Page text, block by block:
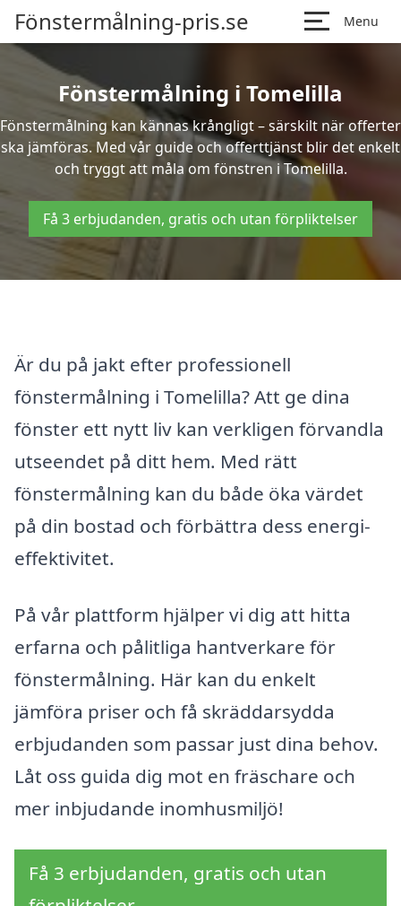
Fönstermålning-pris.se Menu
Fönstermålning i Tomelilla
Fönstermålning kan kännas krångligt – särskilt när offerter
ska jämföras. Med vår guide och offerttjänst blir det enkelt
och tryggt att måla om fönstren i Tomelilla.
Få 3 erbjudanden, gratis och utan förpliktelser
Är du på jakt efter professionell
fönstermålning i Tomelilla? Att ge dina
fönster ett nytt liv kan verkligen förvandla
utseendet på ditt hem. Med rätt
fönstermålning kan du både öka värdet
på din bostad och förbättra dess energi-
effektivitet.
På vår plattform hjälper vi dig att hitta
erfarna och pålitliga hantverkare för
fönstermålning. Här kan du enkelt
jämföra priser och få skräddarsydda
erbjudanden som passar just dina behov.
Låt oss guida dig mot en fräschare och
mer inbjudande inomhusmiljö!
Få 3 erbjudanden, gratis och utan